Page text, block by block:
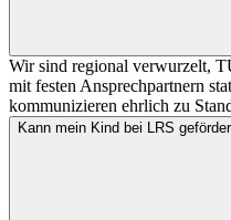
Wir sind regional verwurzelt,
mit festen Ansprechpartnern
kommunizieren ehrlich zu
Kann mein Kind bei LRS